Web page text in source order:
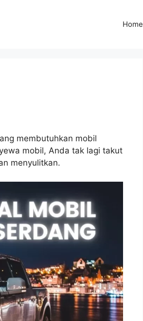
Home
membutuhkan mobil
mobil, Anda tak lagi takut
menyulitkan.